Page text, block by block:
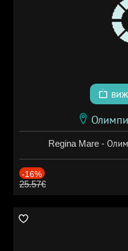
Regina Mare -
-16%
25.57€